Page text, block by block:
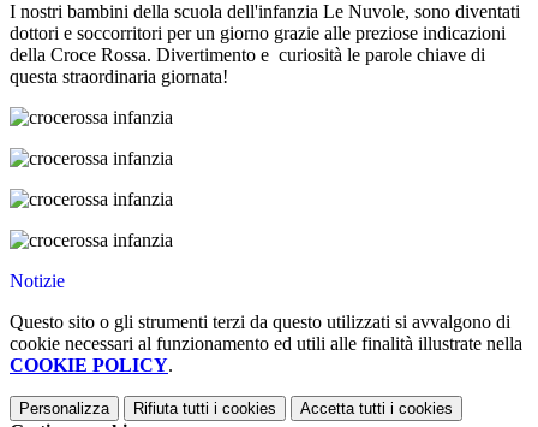
I nostri bambini della scuola dell'infanzia Le Nuvole, sono diventati
dottori e soccorritori per un giorno grazie alle preziose indicazioni
della Croce Rossa. Divertimento e curiosità le parole chiave di
questa straordinaria giornata!
Notizie
Questo sito o gli strumenti terzi da questo utilizzati si avvalgono di
cookie necessari al funzionamento ed utili alle finalità illustrate nella
COOKIE POLICY.
Personalizza Rifiuta tutti i cookies Accetta tutti i cookies